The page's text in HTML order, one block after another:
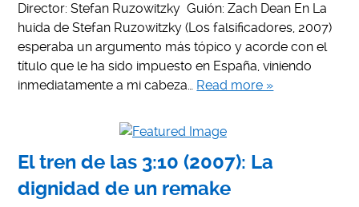
Director: Stefan Ruzowitzky Guión: Zach Dean En La
huida de Stefan Ruzowitzky (Los falsificadores, 2007)
esperaba un argumento más tópico y acorde con el
título que le ha sido impuesto en España, viniendo
inmediatamente a mi cabeza… Read more »
El tren de las 3:10 (2007): La
dignidad de un remake